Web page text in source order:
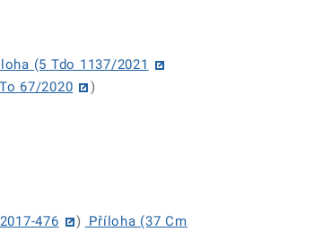
(5 Tdo 1137/2021
67/2020 )
476 )
Příloha (37 Cm